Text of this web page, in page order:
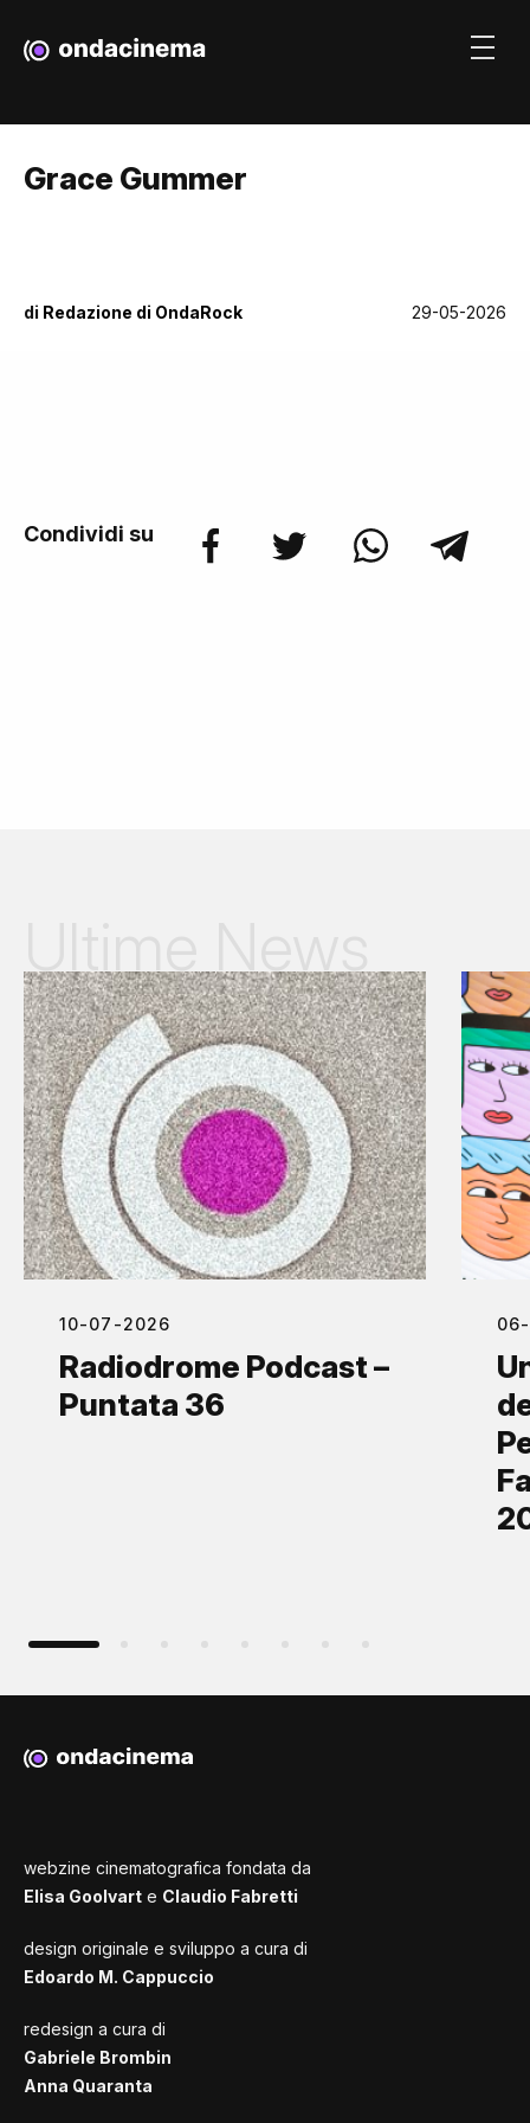
Grace Gummer
di Redazione di OndaRock 29-05-2026
Condividi su
10-07-2026
Radiodrome Podcast –
Puntata 36
webzine cinematografica fondata da
Elisa Goolvart e Claudio Fabretti
design originale e sviluppo a cura di
Edoardo M. Cappuccio
redesign a cura di
Gabriele Brombin
Anna Quaranta